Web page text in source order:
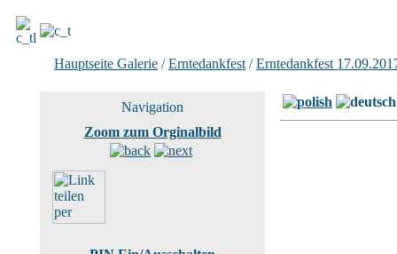
Hauptseite Galerie /Erntedankfest /Erntedankfest
Navigation
Zoom zum Orginalbild